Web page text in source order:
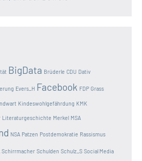
BigData Brüderle CDU Dativ
Evers_H Facebook FDP Grass
Kindeswohlgefährdung KMK
Literaturgeschichte Merkel MSA
NSA Patzen Postdemokratie Rassismus
Schirrmacher Schulden Schulz_S Social Media